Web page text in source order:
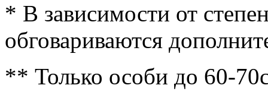
* В зависимости от
обговариваются
** Только особи до 60-